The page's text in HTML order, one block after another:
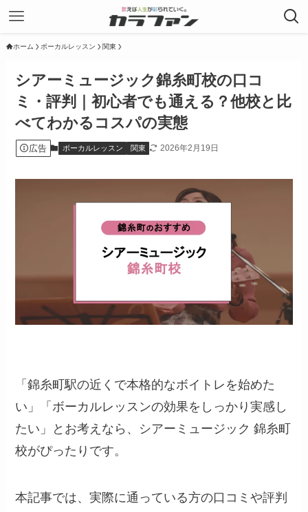
ホーム ボーカルレッスン 関東
シアーミュージック錦糸町校の口コ
ミ・評判｜初心者でも通える？他校と比
べてわかるコスパの実態
広告 ボーカルレッスン 関東 2026年2月19日
「錦糸町駅の近くで本格的なボイトレを始めた
い」「ボーカルレッスンの効果をしっかり実感し
たい」とお考えなら、シアーミュージック 錦糸町
校がぴったりです。
本記事では、実際に通っている方の口コミや評判